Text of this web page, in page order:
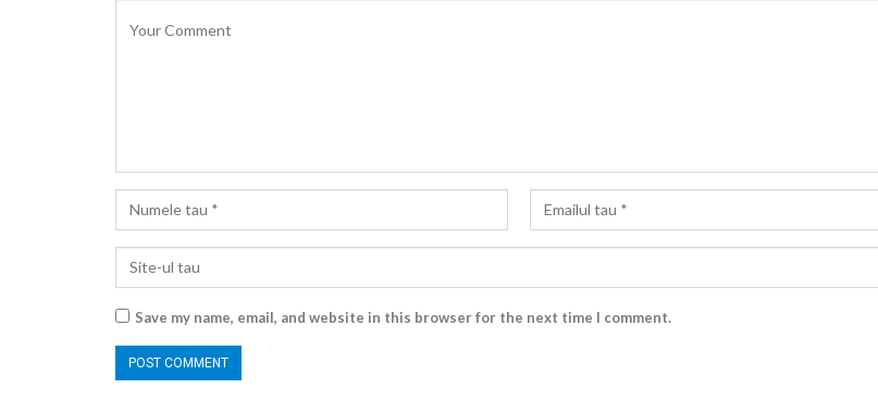
Save my name, email, and website in this browser for the next time I comment.